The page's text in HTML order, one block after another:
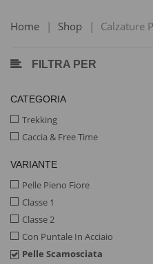
Home | Shop | Calzature
FILTRA PER
CATEGORIA
Trekking
Caccia & Free Time
VARIANTE
Pelle Pieno Fiore
Classe 1
Classe 2
Con Puntale In Acciaio
Pelle Scamosciata